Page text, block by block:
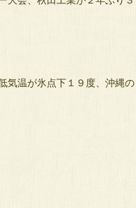
気温が氷点下１９度、沖縄の